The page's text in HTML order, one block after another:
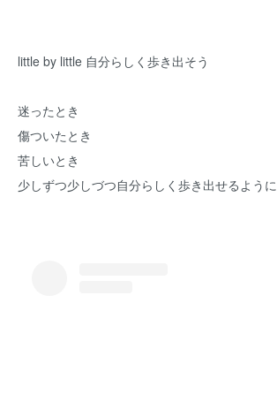
little by little 自分らしく歩き出そう
迷ったとき
傷ついたとき
苦しいとき
少しずつ少しづつ自分らしく歩き出せるように